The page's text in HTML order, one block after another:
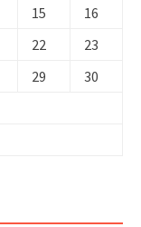
15
16
22
23
29
30